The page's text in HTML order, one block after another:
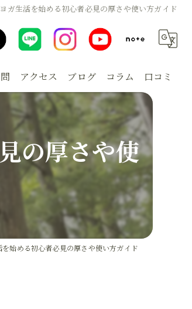
ガ生活を始める初心者必見の厚さや使い方ガイド
アクセス ブログ コラム 口コミ
の厚さや使
始める初心者必見の厚さや使い方ガイド